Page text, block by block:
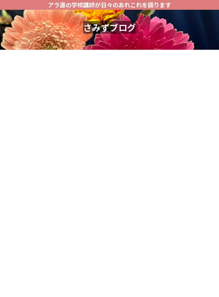
アラ還の学校講師が日々のあれこれを語ります
さみずブログ